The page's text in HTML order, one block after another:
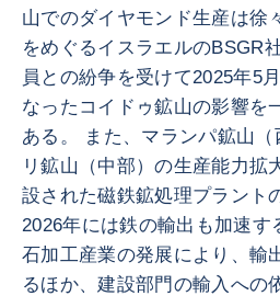
山でのダイヤモンド生産は徐
をめぐるイスラエルのBSGR
員との紛争を受けて2025年5
なったコイドゥ鉱山の影響を
ある。 また、マランパ鉱山（
リ鉱山（中部）の生産能力拡
設された磁鉄鉱処理プラント
2026年には鉄の輸出も加速す
石加工産業の発展により、輸
るほか、建設部門の輸入への